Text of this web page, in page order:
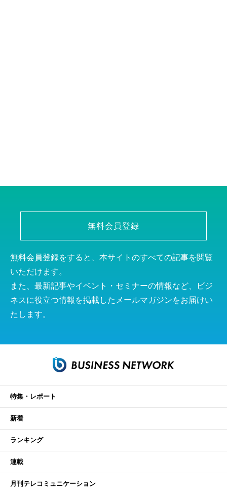
無料会員登録
無料会員登録をすると、本サイトのすべての記事を閲覧
いただけます。
また、最新記事やイベント・セミナーの情報など、ビジ
ネスに役立つ情報を掲載したメールマガジンをお届けい
たします。
特集・レポート
新着
ランキング
連載
月刊テレコミュニケーション